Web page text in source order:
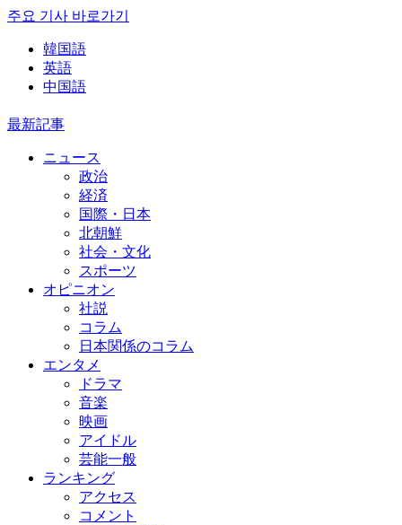
주요 기사 바로가기
韓国語
英語
中国語
最新記事
ニュース
政治
経済
国際・日本
北朝鮮
社会・文化
スポーツ
オピニオン
社説
コラム
日本関係のコラム
エンタメ
ドラマ
音楽
映画
アイドル
芸能一般
ランキング
アクセス
コメント